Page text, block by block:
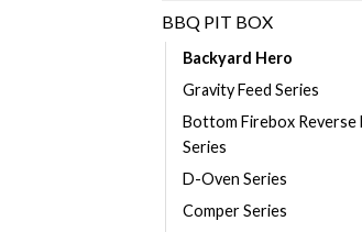
BBQ PIT BOX
Backyard Hero
Gravity Feed Series
Bottom Firebox Reverse
Series
D-Oven Series
Comper Series